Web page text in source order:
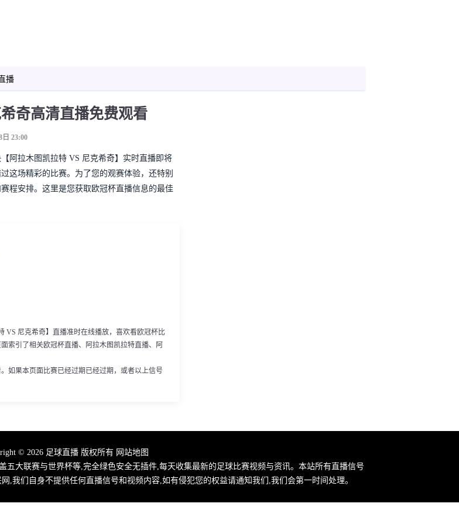
播
奇高清直播免费观看
日 23:00
阿拉木图凯拉特 VS 尼克希奇】实时直播即将
这场精彩的比赛。为了您的观赛体验，还特别
程安排。这里是您获取欧冠杯直播信息的最佳
VS 尼克希奇】直播准时在线播放，喜欢看欧冠杯比
索引了相关欧冠杯直播、阿拉木图凯拉特直播、阿
如果本页面比赛已经过期已经过期，或者以上信号
© 2026 足球直播 版权所有 网站地图
五大联赛与世界杯等,完全绿色安全无插件,每天收集最新的足球比赛视频与资讯。本站所有直播信号
,我们自身不提供任何直播信号和视频内容,如有侵犯您的权益请通知我们,我们会第一时间处理。